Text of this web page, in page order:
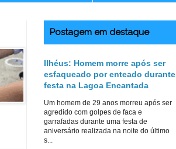
Postagem em destaque
Ilhéus: Homem morre após ser
esfaqueado por enteado durante
festa na Lagoa Encantada
Um homem de 29 anos morreu após ser
agredido com golpes de faca e
garrafadas durante uma festa de
aniversário realizada na noite do último
s...